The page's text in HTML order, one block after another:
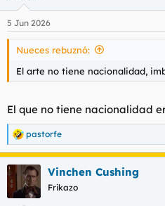
e
s
5 Jun 2026
Nueces rebuznó:
El arte no tiene nacionalidad,
El que no tiene nacionalidad
R
e
a
c
c
i
pastorfe
Vinchen Cushing
Frikazo